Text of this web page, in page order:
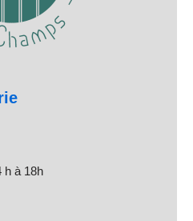
h à 18h